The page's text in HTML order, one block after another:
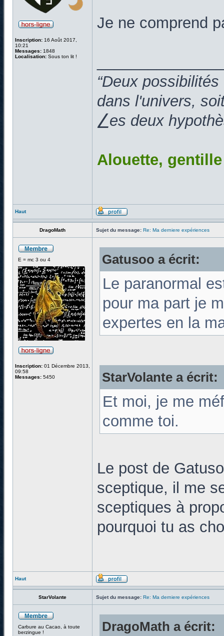
Inscription: 16 Août 2017,
10:21
Messages: 1848
Localisation: Sous ton lit !
Je ne comprend
“Deux
dans l'univers,
⎳es deux
Alouette,
Haut
DragoMath Sujet du message: Re: Ma derniere expériences
E = mc 3 ou 4
Inscription: 01 Décembre 2013,
09:58
Messages: 5450
Gatusoo a écrit:
Le paranormal
pour ma part je
expertes en la
StarVolante a écrit:
Et moi, je me
comme toi.
Le post de
sceptique, il me
sceptiques à
pourquoi tu as
Haut
StarVolante Sujet du message: Re: Ma derniere expériences
Carbure au Cacao, à toute
berzingue !
DragoMath a écrit: